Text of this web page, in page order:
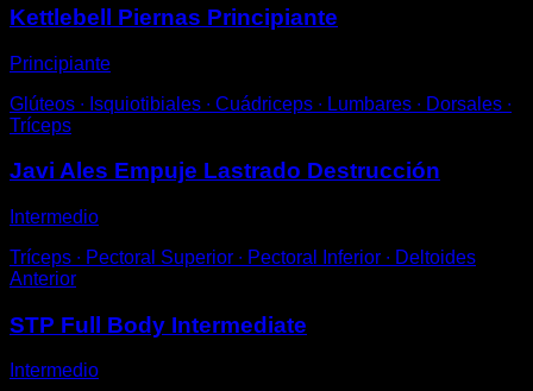
Kettlebell Piernas Principiante
Principiante
Glúteos ∙ Isquiotibiales ∙ Cuádriceps ∙ Lumbares ∙ Dorsales ∙
Tríceps
Javi Ales Empuje Lastrado Destrucción
Intermedio
Tríceps ∙ Pectoral Superior ∙ Pectoral Inferior ∙ Deltoides
Anterior
STP Full Body Intermediate
Intermedio